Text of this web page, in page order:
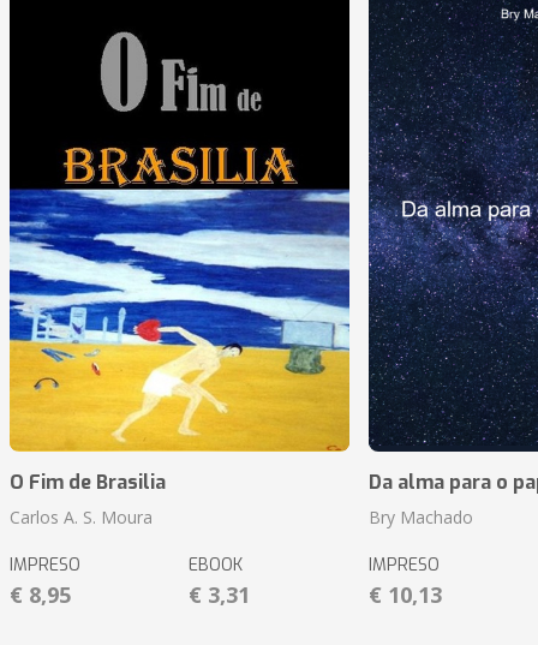
O Fim de Brasilia
Carlos A. S. Moura
IMPRESO
€ 8,95
EBOOK
€ 3,31
Da alma para o
Bry Machado
IMPRESO
€ 10,13